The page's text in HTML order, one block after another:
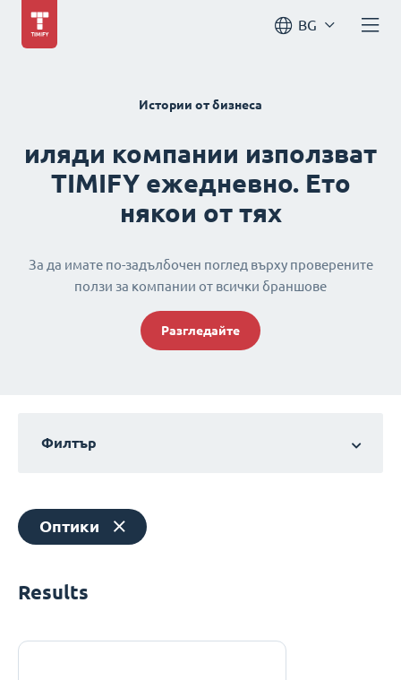
BG
Истории от бизнеса
иляди компании използват
TIMIFY ежедневно. Ето
някои от тях
За да имате по-задълбочен поглед върху проверените
ползи за компании от всички браншове
Разгледайте
Филтър
Оптики
Results